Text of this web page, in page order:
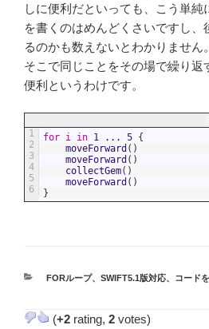
しに便利だといっても、こう単純
を書くのはめんどくさいですし、
るのかも数えないとわかりません。
そこで同じことをその場で繰り返
便利というわけです。
1
2
3
4
5
6
for i in 1 ... 5 {
moveForward ( )
moveForward ( )
collectGem( )
moveForward ( )
}
カ
リ
FORループ、 SWIFT5.1版対応、 コード
(+2 rating, 2 votes)